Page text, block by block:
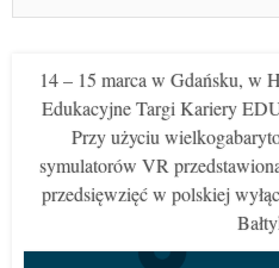
Pulsarowy.pl
14 – 15 marca w Gdańsku, w
Edukacyjne Targi Kariery
Przy użyciu
symulatorów VR
przedsięwzięć w polskiej